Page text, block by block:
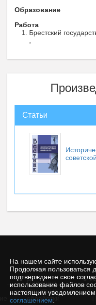
На нашем сайте
Продолжая пользоваться
подтверждаете свое
использование файлов
настоящим
соглашением
Образование
Работа
Брестский
Статьи
©
Политика
защиты и
обработки